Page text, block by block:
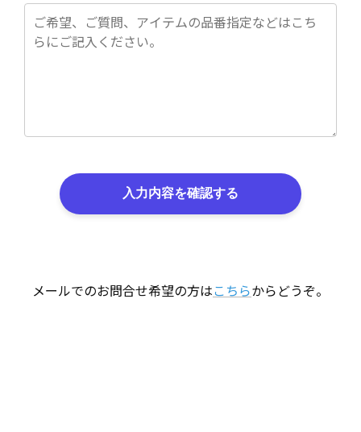
入力内容を確認する
メールでのお問合せ希望の方はこちらからどうぞ。